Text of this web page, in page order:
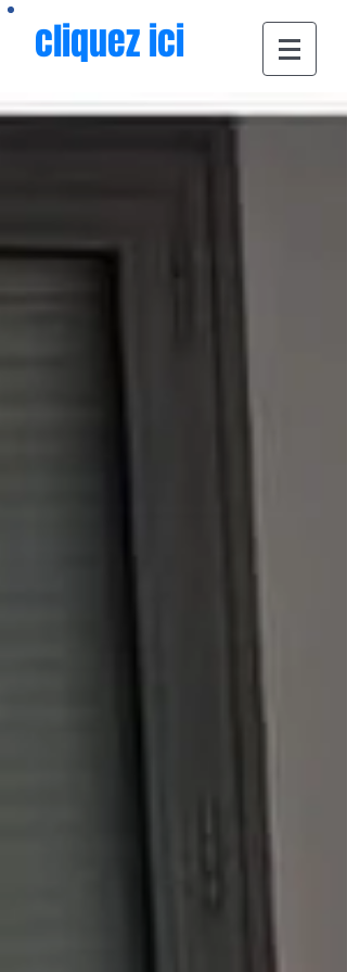
cliquez ici